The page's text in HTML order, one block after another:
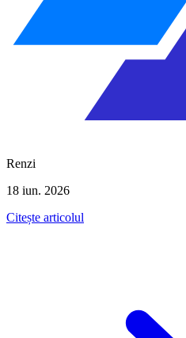
Renzi
18 iun. 2026
Citește articolul